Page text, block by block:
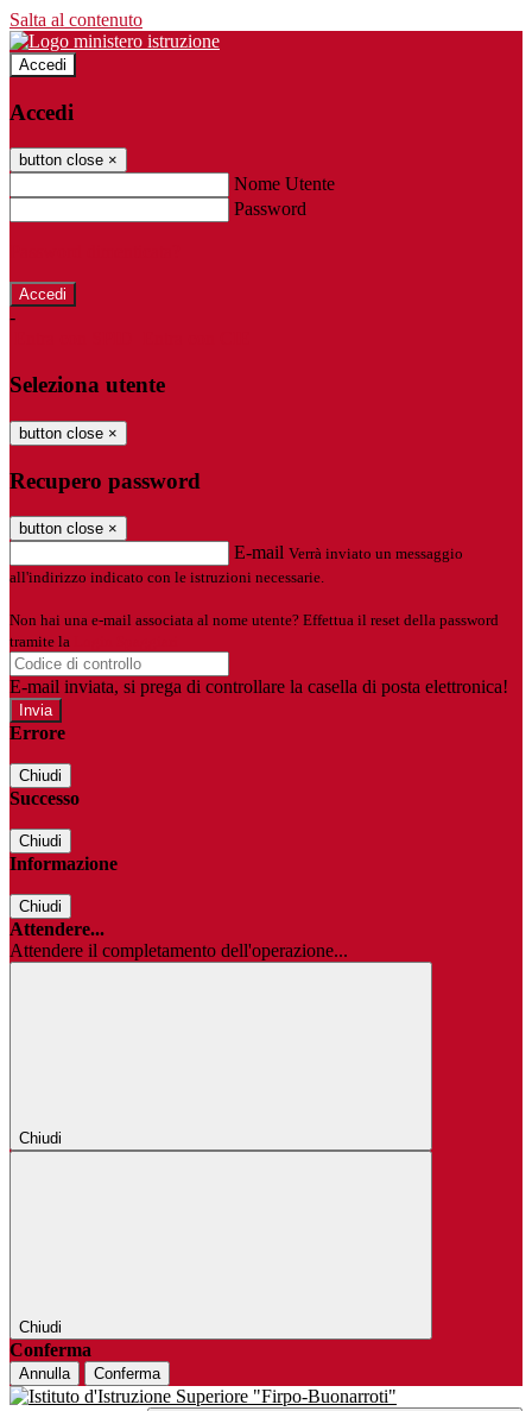
Salta al contenuto
Accedi
Accedi
button close ×
Nome Utente
Password
-
Seleziona utente
button close ×
Recupero password
button close ×
E-mail Verrà inviato un messaggio
all'indirizzo indicato con le istruzioni necessarie.
Non hai una e-mail associata al nome utente? Effettua il reset della password
tramite la
E-mail inviata, si prega di controllare la casella di posta elettronica!
Errore
Chiudi
Successo
Chiudi
Informazione
Chiudi
Attendere...
Attendere il completamento dell'operazione...
Chiudi
Chiudi
Conferma
Annulla Conferma